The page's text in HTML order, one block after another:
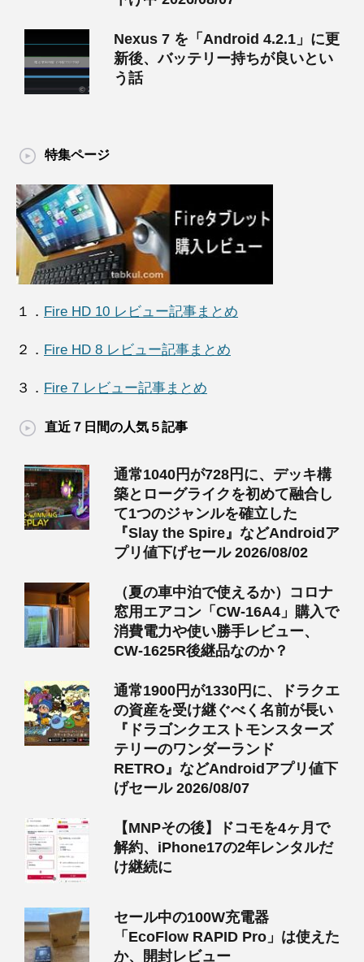
Nexus 7 を「Android 4.2.1」に更
新後、バッテリー持ちが良いとい
う話
特集ページ
１． Fire HD 10 レビュー記事まとめ
２． Fire HD 8 レビュー記事まとめ
３． Fire 7 レビュー記事まとめ
直近７日間の人気５記事
通常1040円が728円に、デッキ構
築とローグライクを初めて融合し
て1つのジャンルを確立した
『Slay the Spire』などAndroidア
プリ値下げセール 2026/08/02
（夏の車中泊で使えるか）コロナ
窓用エアコン「CW-16A4」購入で
消費電力や使い勝手レビュー、
CW-1625R後継品なのか？
通常1900円が1330円に、ドラクエ
の資産を受け継ぐべく名前が長い
『ドラゴンクエストモンスターズ
テリーのワンダーランド
RETRO』などAndroidアプリ値下
げセール 2026/08/07
【MNPその後】ドコモを4ヶ月で
解約、iPhone17の2年レンタルだ
け継続に
セール中の100W充電器
「EcoFlow RAPID Pro」は使えた
か、開封レビュー